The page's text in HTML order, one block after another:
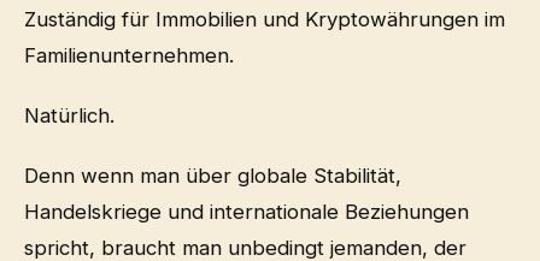
Zuständig für Immobilien und Kryptowährungen im
Familienunternehmen.
Natürlich.
Denn wenn man über globale Stabilität,
Handelskriege und internationale Beziehungen
spricht, braucht man unbedingt jemanden, der